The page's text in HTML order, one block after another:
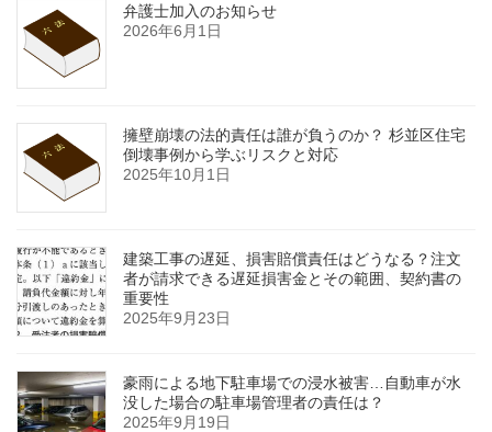
弁護士加入のお知らせ
2026年6月1日
擁壁崩壊の法的責任は誰が負うのか？ 杉並区住宅
倒壊事例から学ぶリスクと対応
2025年10月1日
建築工事の遅延、損害賠償責任はどうなる？注文
者が請求できる遅延損害金とその範囲、契約書の
重要性
2025年9月23日
豪雨による地下駐車場での浸水被害…自動車が水
没した場合の駐車場管理者の責任は？
2025年9月19日